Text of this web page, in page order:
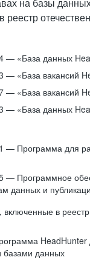
— «База данных
— «База вакансий
— «База вакансий
— «База данных
— Программа для
— Программное
данных и
в реестр
HeadHunter
базами данных